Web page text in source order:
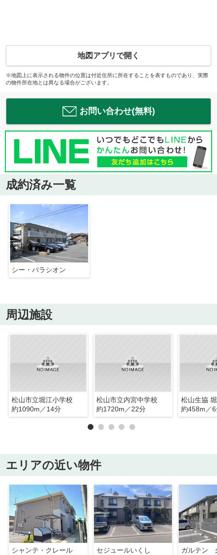
地図アプリで開く
※地図上に表示される物件の位置は付近住所に所在することを表すものであり、実際
の物件所在地とは異なる場合がございます。
お問い合わせ(無料)
成約済み一覧
シー・パラシオン
周辺施設
松山市立堀江小学校
約1090m／14分
松山市立内宮中学校
約1720m／22分
松山生協
約458m／
エリアの近い物件
シャンテ・クレール
セジュールいくし
ガルテン